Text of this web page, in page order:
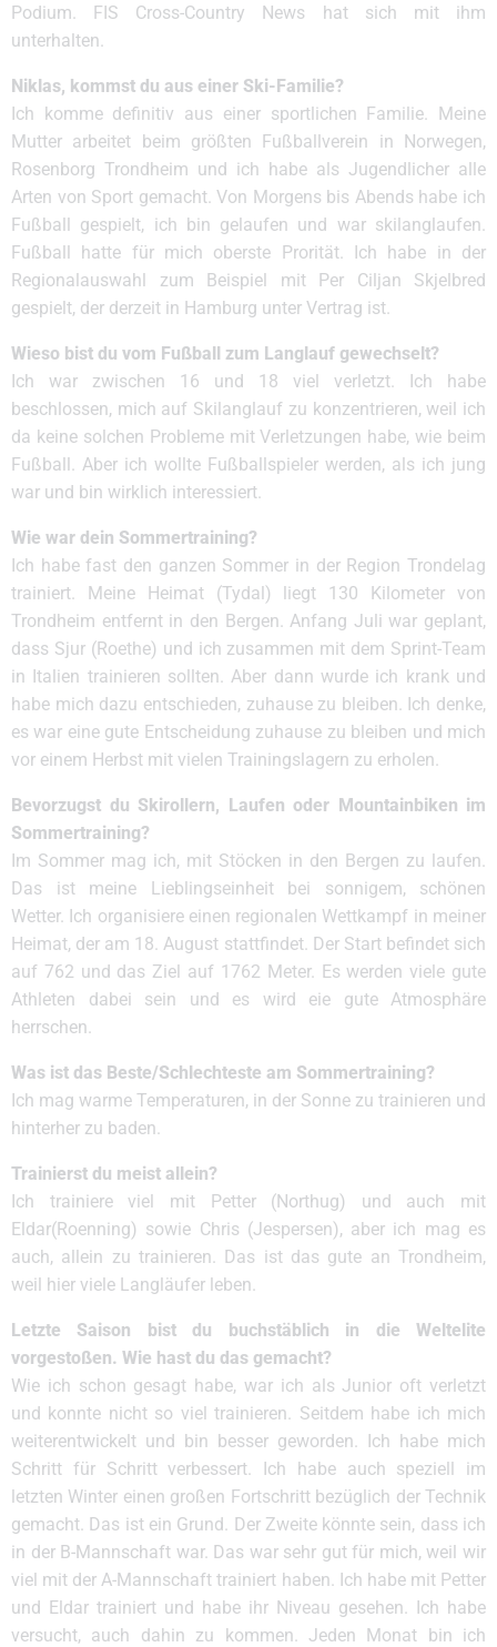
Podium. FIS Cross-Country News hat sich mit ihm
unterhalten.
Niklas, kommst du aus einer Ski-Familie?
Ich komme definitiv aus einer sportlichen Familie. Meine
Mutter arbeitet beim größten Fußballverein in Norwegen,
Rosenborg Trondheim und ich habe als Jugendlicher alle
Arten von Sport gemacht. Von Morgens bis Abends habe ich
Fußball gespielt, ich bin gelaufen und war skilanglaufen.
Fußball hatte für mich oberste Prorität. Ich habe in der
Regionalauswahl zum Beispiel mit Per Ciljan Skjelbred
gespielt, der derzeit in Hamburg unter Vertrag ist.
Wieso bist du vom Fußball zum Langlauf gewechselt?
Ich war zwischen 16 und 18 viel verletzt. Ich habe
beschlossen, mich auf Skilanglauf zu konzentrieren, weil ich
da keine solchen Probleme mit Verletzungen habe, wie beim
Fußball. Aber ich wollte Fußballspieler werden, als ich jung
war und bin wirklich interessiert.
Wie war dein Sommertraining?
Ich habe fast den ganzen Sommer in der Region Trondelag
trainiert. Meine Heimat (Tydal) liegt 130 Kilometer von
Trondheim entfernt in den Bergen. Anfang Juli war geplant,
dass Sjur (Roethe) und ich zusammen mit dem Sprint-Team
in Italien trainieren sollten. Aber dann wurde ich krank und
habe mich dazu entschieden, zuhause zu bleiben. Ich denke,
es war eine gute Entscheidung zuhause zu bleiben und mich
vor einem Herbst mit vielen Trainingslagern zu erholen.
Bevorzugst du Skirollern, Laufen oder Mountainbiken im
Sommertraining?
Im Sommer mag ich, mit Stöcken in den Bergen zu laufen.
Das ist meine Lieblingseinheit bei sonnigem, schönen
Wetter. Ich organisiere einen regionalen Wettkampf in meiner
Heimat, der am 18. August stattfindet. Der Start befindet sich
auf 762 und das Ziel auf 1762 Meter. Es werden viele gute
Athleten dabei sein und es wird eie gute Atmosphäre
herrschen.
Was ist das Beste/Schlechteste am Sommertraining?
Ich mag warme Temperaturen, in der Sonne zu trainieren und
hinterher zu baden.
Trainierst du meist allein?
Ich trainiere viel mit Petter (Northug) und auch mit
Eldar(Roenning) sowie Chris (Jespersen), aber ich mag es
auch, allein zu trainieren. Das ist das gute an Trondheim,
weil hier viele Langläufer leben.
Letzte Saison bist du buchstäblich in die Weltelite
vorgestoßen. Wie hast du das gemacht?
Wie ich schon gesagt habe, war ich als Junior oft verletzt
und konnte nicht so viel trainieren. Seitdem habe ich mich
weiterentwickelt und bin besser geworden. Ich habe mich
Schritt für Schritt verbessert. Ich habe auch speziell im
letzten Winter einen großen Fortschritt bezüglich der Technik
gemacht. Das ist ein Grund. Der Zweite könnte sein, dass ich
in der B-Mannschaft war. Das war sehr gut für mich, weil wir
viel mit der A-Mannschaft trainiert haben. Ich habe mit Petter
und Eldar trainiert und habe ihr Niveau gesehen. Ich habe
versucht, auch dahin zu kommen. Jeden Monat bin ich